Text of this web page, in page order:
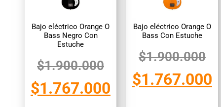
Bajo eléctrico Orange O
Bass Negro Con
Estuche
$1.900.000
$1.767.000
Bajo eléctrico Orange O
Bass Con Estuche
$1.900.000
$1.767.000